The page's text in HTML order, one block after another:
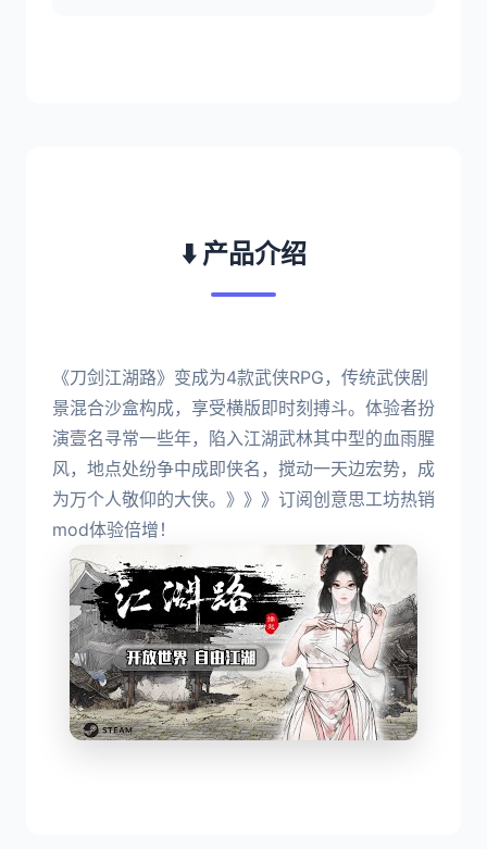
⬇️ 产品介绍
《刀剑江湖路》变成为4款武侠RPG，传统武侠剧
景混合沙盒构成，享受横版即时刻搏斗。体验者扮
演壹名寻常一些年，陷入江湖武林其中型的血雨腥
风，地点处纷争中成即侠名，搅动一天边宏势，成
为万个人敬仰的大侠。》》》订阅创意思工坊热销
mod体验倍增！